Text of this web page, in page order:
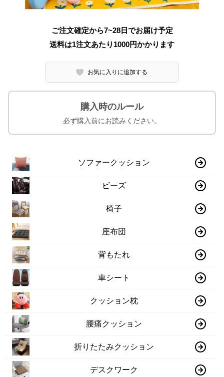
ご注文確定から7~28日でお届け予定
送料は1注文あたり 1000円かかります
お気に入りに追加する
購入時のルール
必ず購入前にお読みください。
ソファークッション
ビーズ
椅子
座布団
背もたれ
車シート
クッション枕
腰痛クッション
折りたたみクッション
デスクワーク